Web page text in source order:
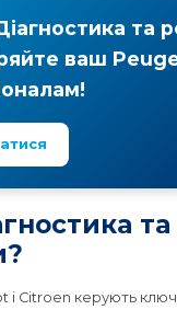
та
ваш
та
і Citroen керують